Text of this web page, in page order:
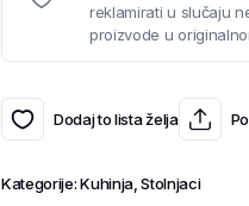
reklamirati u slučaju
proizvode u
Dodaj to lista želja
Kategorije:Kuhinja,Stolnjaci